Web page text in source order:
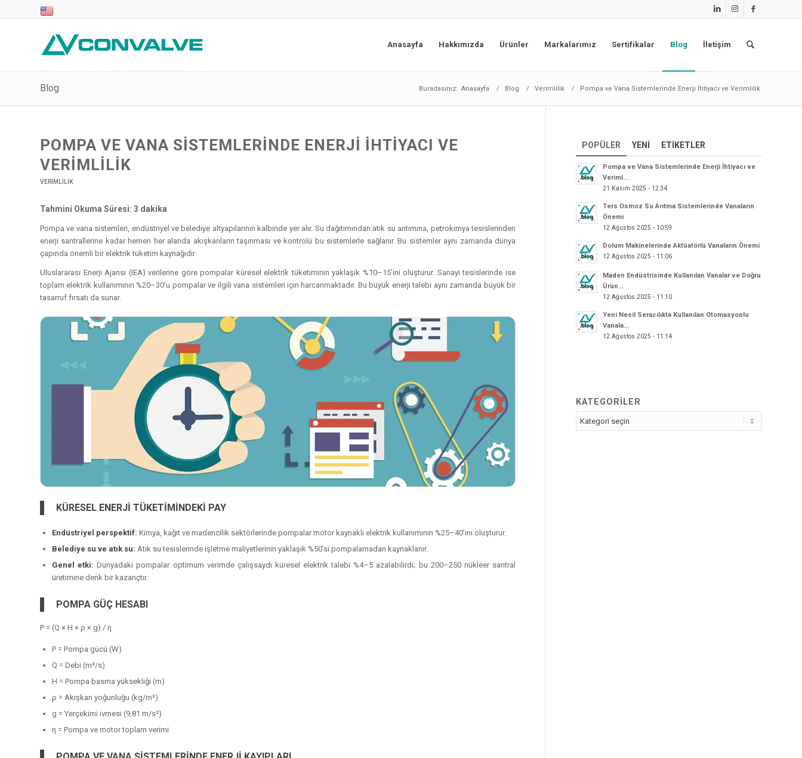
Anasayfa Hakkımızda Ürünler Markalarımız Sertifikalar Blog İletişim
Blog Buradasınız: Anasayfa / Blog / Verimlilik / Pompa ve Vana Sistemlerinde Enerji İhtiyacı ve Verimlilik
POMPA VE VANA SISTEMLERINDE ENERJI İHTIYACI VE
VERIMLILIK
VERIMLILIK
Tahmini Okuma Süresi: 3 dakika
Pompa ve vana sistemleri, endüstriyel ve belediye altyapılarının kalbinde yer alır. Su dağıtımından atık su arıtımına, petrokimya tesislerinden
enerji santrallerine kadar hemen her alanda akışkanların taşınması ve kontrolü bu sistemlerle sağlanır. Bu sistemler aynı zamanda dünya
çapında önemli bir elektrik tüketim kaynağıdır.
Uluslararası Enerji Ajansı (IEA) verilerine göre pompalar küresel elektrik tüketiminin yaklaşık %10–15’ini oluşturur. Sanayi tesislerinde ise
toplam elektrik kullanımının %20–30’u pompalar ve ilgili vana sistemleri için harcanmaktadır. Bu büyük enerji talebi aynı zamanda büyük bir
tasarruf fırsatı da sunar.
KÜRESEL ENERJİ TÜKETİMİNDEKİ PAY
Endüstriyel perspektif: Kimya, kağıt ve madencilik sektörlerinde pompalar motor kaynaklı elektrik kullanımının %25–40’ını oluşturur.
Belediye su ve atık su: Atık su tesislerinde işletme maliyetlerinin yaklaşık %50’si pompalamadan kaynaklanır.
Genel etki: Dünyadaki pompalar optimum verimde çalışsaydı küresel elektrik talebi %4–5 azalabilirdi; bu 200–250 nükleer santral
üretimine denk bir kazançtır.
POMPA GÜÇ HESABI
P = (Q × H × ρ × g) / η
P = Pompa gücü (W)
Q = Debi (m³/s)
H = Pompa basma yüksekliği (m)
ρ = Akışkan yoğunluğu (kg/m³)
g = Yerçekimi ivmesi (9,81 m/s²)
η = Pompa ve motor toplam verimi
POPÜLER YENI ETIKETLER
Pompa ve Vana Sistemlerinde Enerji İhtiyacı ve
Veriml...
21 Kasım 2025 - 12:34
Ters Osmoz Su Arıtma Sistemlerinde Vanaların
Önemi
12 Ağustos 2025 - 10:59
Dolum Makinelerinde Aktüatörlü Vanaların Önemi
12 Ağustos 2025 - 11:06
Maden Endüstrisinde Kullanılan Vanalar ve Doğru
Ürün...
12 Ağustos 2025 - 11:10
Yeni Nesil Seracılıkta Kullanılan Otomasyonlu
Vanala...
12 Ağustos 2025 - 11:14
KATEGORİLER